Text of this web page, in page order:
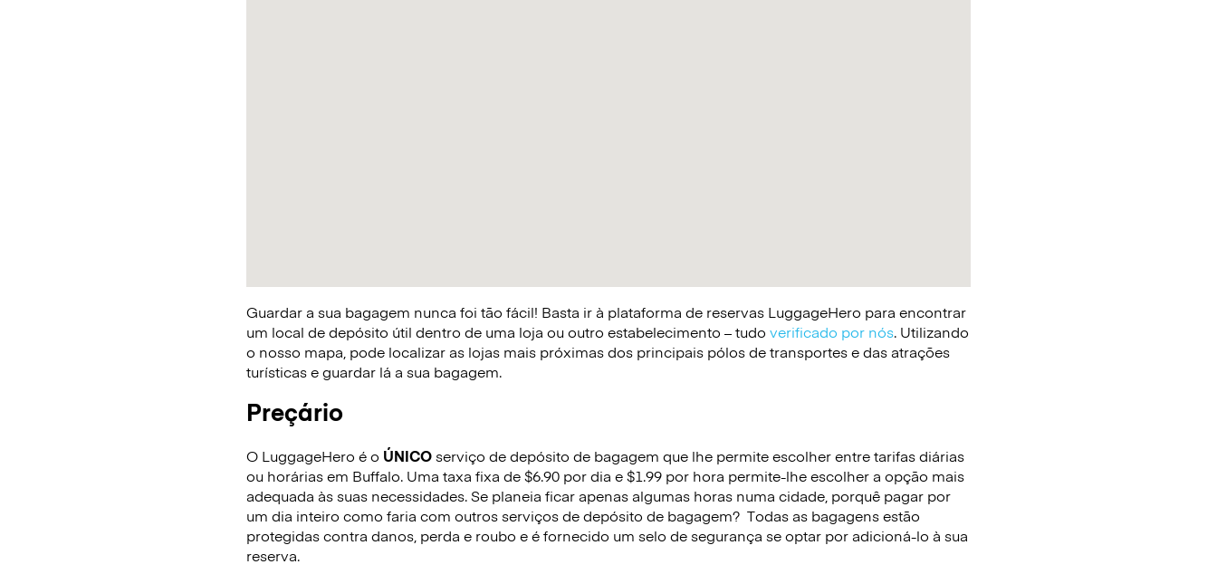
Guardar a sua bagagem nunca foi tão fácil! Basta ir à plataforma de reservas LuggageHero para encontrar
um local de depósito útil dentro de uma loja ou outro estabelecimento – tudo verificado por nós. Utilizando
o nosso mapa, pode localizar as lojas mais próximas dos principais pólos de transportes e das atrações
turísticas e guardar lá a sua bagagem.
Preçário
O LuggageHero é o ÚNICOserviço de depósito de bagagem que lhe permite escolher entre tarifas diárias
ou horárias em Buffalo. Uma taxa fixa de $6.90 por dia e $1.99 por hora permite-lhe escolher a opção mais
adequada às suas necessidades. Se planeia ficar apenas algumas horas numa cidade, porquê pagar por
um dia inteiro como faria com outros serviços de depósito de bagagem? Todas as bagagens estão
protegidas contra danos, perda e roubo e é fornecido um selo de segurança se optar por adicioná-lo à sua
reserva.